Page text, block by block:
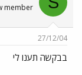
ה
ש
א
ם
ר
member
27/12/04
בבקשה תענו לי